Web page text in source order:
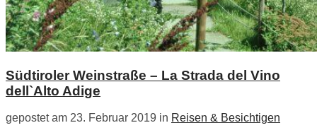
Südtiroler Weinstraße – La Strada del Vino
dell`Alto Adige
gepostet am 23. Februar 2019 in Reisen & Besichtigen